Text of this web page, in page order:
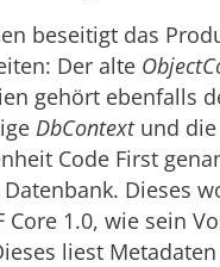
beseitigt das
Der alte
gehört ebenfalls
DbContextund die
Code First
Dieses
Core 1.0, wie sein
liest